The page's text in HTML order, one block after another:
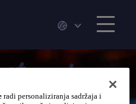
radi personaliziranja sadržaja i